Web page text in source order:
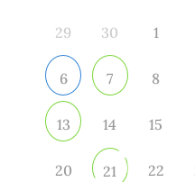
29 30 1
6 7 8
13 14 15
20 21 22